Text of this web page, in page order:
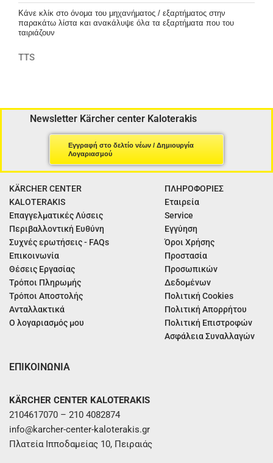
Κάνε κλίκ στο όνομα του μηχανήματος / εξαρτήματος στην
παρακάτω λίστα και ανακάλυψε όλα τα εξαρτήματα που του
ταιριάζουν
TTS
Newsletter Kärcher center Kaloterakis
Εγγραφή στο δελτίο νέων / Δημιουργία
Λογαριασμού
KÄRCHER CENTER
KALOTERAKIS
Επαγγελματικές Λύσεις
Περιβαλλοντική Ευθύνη
Συχνές ερωτήσεις - FAQs
Επικοινωνία
Θέσεις Εργασίας
Τρόποι Πληρωμής
Τρόποι Αποστολής
Ανταλλακτικά
Ο λογαριασμός μου
ΠΛΗΡΟΦΟΡΙΕΣ
Εταιρεία
Service
Εγγύηση
Όροι Χρήσης
Προστασία
Προσωπικών
Δεδομένων
Πολιτική Cookies
Πολιτική Απορρήτου
Πολιτική Επιστροφών
Ασφάλεια Συναλλαγών
ΕΠΙΚΟΙΝΩΝΙΑ
KÄRCHER CENTER KALOTERAKIS
2104617070 – 210 4082874
info@karcher-center-kaloterakis.gr
Πλατεία Ιπποδαμείας 10, Πειραιάς